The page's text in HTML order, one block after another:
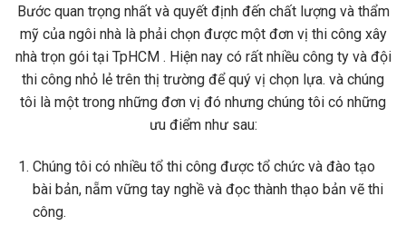
Bước quan trọng nhất và quyết định đến chất lượng và thẩm
mỹ của ngôi nhà là phải chọn được một đơn vị thi công xây
nhà trọn gói tại TpHCM . Hiện nay có rất nhiều công ty và đội
thi công nhỏ lẻ trên thị trường để quý vị chọn lựa. và chúng
tôi là một trong những đơn vị đó nhưng chúng tôi có những
ưu điểm như sau:
Chúng tôi có nhiều tổ thi công được tổ chức và đào tạo
bài bản, nẵm vững tay nghề và đọc thành thạo bản vẽ thi
công.